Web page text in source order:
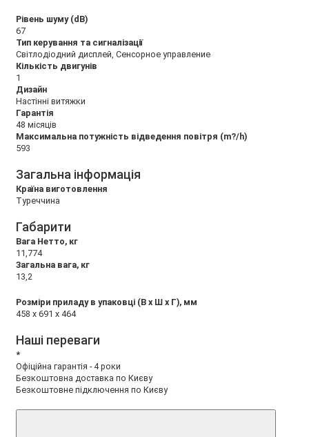
Рівень шуму (dB)
67
Тип керування та сигналізації
Світлодіодний дисплей, Сенсорное управление
Кількість двигунів
1
Дизайн
Настінні витяжки
Гарантія
48 місяців
Максимальна потужність відведення повітря (m?/h)
593
Загальна інформація
Країна виготовлення
Туреччина
Габарити
Вага Нетто, кг
11,774
Загальна вага, кг
13,2
Розміри приладу в упаковці (В х Ш х Г), мм
458 x 691 x 464
Наші переваги
*
Офіційна гарантія - 4 роки
Безкоштовна доставка по Києву
Безкоштовне підключення по Києву